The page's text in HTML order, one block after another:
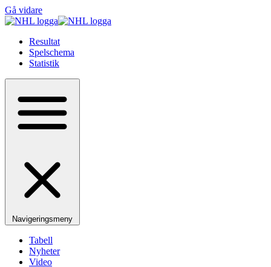
Gå vidare
Resultat
Spelschema
Statistik
Navigeringsmeny
Tabell
Nyheter
Video